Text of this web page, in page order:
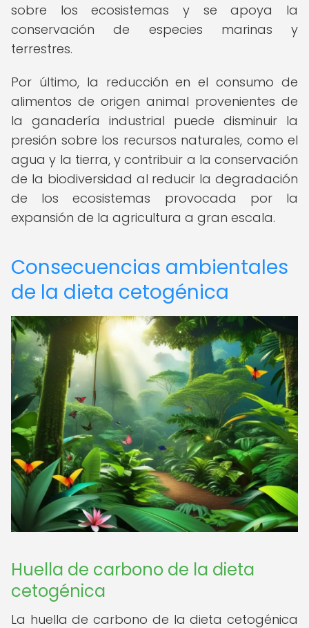
sobre los ecosistemas y se apoya la
conservación de especies marinas y
terrestres.
Por último, la reducción en el consumo de
alimentos de origen animal provenientes de
la ganadería industrial puede disminuir la
presión sobre los recursos naturales, como el
agua y la tierra, y contribuir a la conservación
de la biodiversidad al reducir la degradación
de los ecosistemas provocada por la
expansión de la agricultura a gran escala.
Consecuencias ambientales
de la dieta cetogénica
Huella de carbono de la dieta
cetogénica
La huella de carbono de la dieta cetogénica